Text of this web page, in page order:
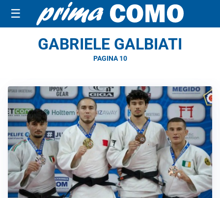
☰
GABRIELE GALBIATI
PAGINA 10